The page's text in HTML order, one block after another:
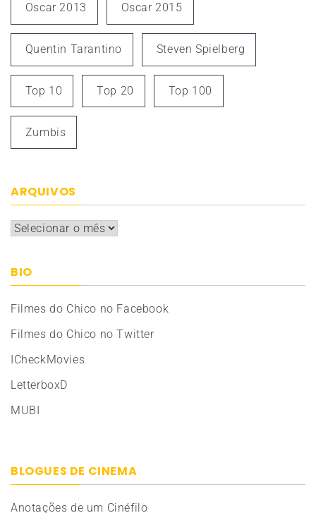
Oscar 2013 Oscar 2015
Quentin Tarantino Steven Spielberg
Top 10 Top 20 Top 100
Zumbis
ARQUIVOS
Arquivos
BIO
Filmes do Chico no Facebook
Filmes do Chico no Twitter
ICheckMovies
LetterboxD
MUBI
BLOGUES DE CINEMA
Anotações de um Cinéfilo